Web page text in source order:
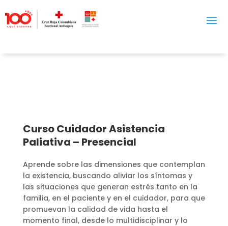
Curso Cuidador Asistencia
Paliativa – Presencial
Aprende sobre las dimensiones que contemplan
la existencia, buscando aliviar los síntomas y
las situaciones que generan estrés tanto en la
familia, en el paciente y en el cuidador, para que
promuevan la calidad de vida hasta el
momento final, desde lo multidisciplinar y lo